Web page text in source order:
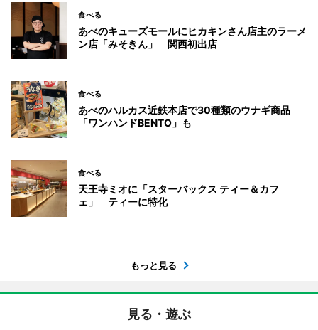
食べる
あべのキューズモールにヒカキンさん店主のラーメ
ン店「みそきん」 関西初出店
食べる
あべのハルカス近鉄本店で30種類のウナギ商品
「ワンハンドBENTO」も
食べる
天王寺ミオに「スターバックス ティー＆カフ
ェ」 ティーに特化
もっと見る
見る・遊ぶ